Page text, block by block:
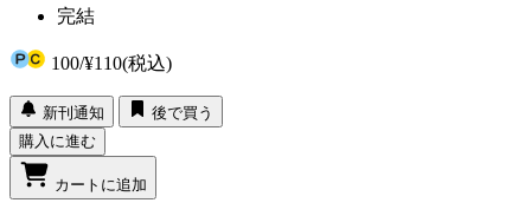
完結
100/¥110(税込)
新刊通知
後で買う
購入に進む
カートに追加